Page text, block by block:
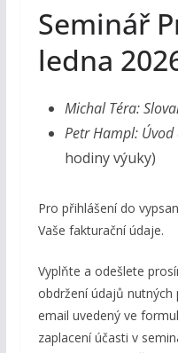
Seminář
ledna
Michal Téra:
Petr Hampl:
hodiny výuky)
Pro přihlášení do
Vaše fakturační údaje.
Vyplňte a odešlete
obdržení údajů nutných
email uvedený ve
zaplacení účasti v